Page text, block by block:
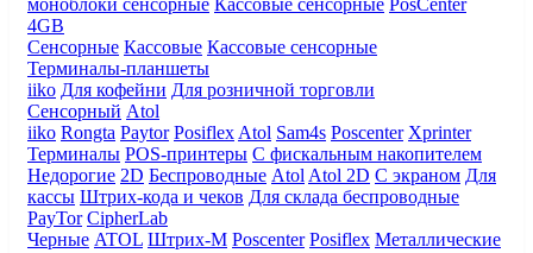
4GB
Сенсорные Кассовые Кассовые сенсорные
Терминалы-планшеты
iiko Для кофейни Для розничной торговли
Сенсорный Atol
iiko Rongta Paytor Posiflex Atol Sam4s Poscenter Xprinter
Терминалы POS-принтеры С фискальным накопителем
Недорогие 2D Беспроводные Atol Atol 2D С экраном Для
кассы Штрих-кода и чеков Для склада беспроводные
PayTor CipherLab
Черные ATOL Штрих-М Poscenter Posiflex Металлические